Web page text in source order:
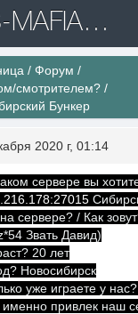
✌ CS-MAFIA.RU ✌ Игровые сервера Counter Strike 1.6
/ Форум /
смотрителем? /
Бункер
2020 г, 01:14
сервере вы
сервере? / Как
Звать Давид)
20 лет
Новосибирск
уже играете у
привлек наш